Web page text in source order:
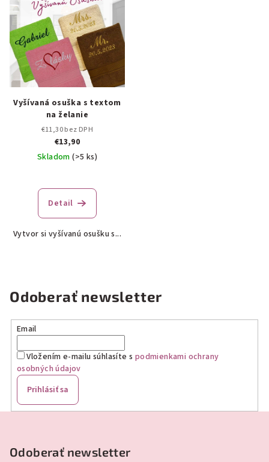
Vyšívaná osuška s textom
na želanie
€11,30 bez DPH
€13,90
Skladom(>5 ks)
hodnotenie
produktu
z
Detail
Vytvor si vyšívanú osušku s...
Odoberať newsletter
Email
Vložením e-mailu súhlasíte s podmienkami ochrany
osobných údajov
Prihlásiť sa
Odoberať newsletter